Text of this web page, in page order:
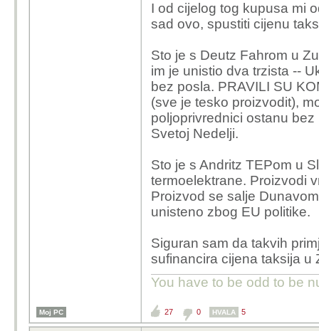
I od cijelog tog kupusa mi
sad ovo, spustiti cijenu
Sto je s Deutz Fahrom u
im je unistio dva trzista --
bez posla. PRAVILI SU
(sve je tesko proizvodit),
poljoprivrednici ostanu
Svetoj Nedelji.
Sto je s Andritz TEPom u
termoelektrane. Proizvodi
Proizvod se salje
unisteno zbog EU politike.
Siguran sam da takvih
sufinancira cijena taksija u
You have to be odd to be
Moj PC 27 0 HVALA 5